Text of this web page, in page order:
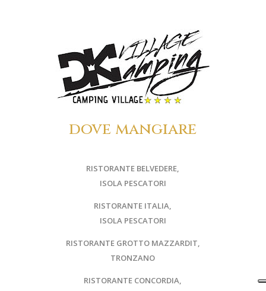
dove mangiare
RISTORANTE BELVEDERE,
ISOLA PESCATORI
RISTORANTE ITALIA,
ISOLA PESCATORI
RISTORANTE GROTTO MAZZARDIT,
TRONZANO
RISTORANTE CONCORDIA,